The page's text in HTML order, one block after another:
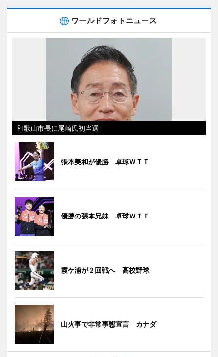
ワールドフォトニュース
和歌山市長に尾崎氏初当選
張本美和が優勝 卓球ＷＴＴ
優勝の張本兄妹 卓球ＷＴＴ
霞ケ浦が２回戦へ 高校野球
山火事で非常事態宣言 カナダ